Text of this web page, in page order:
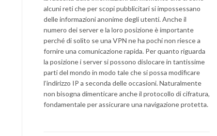
alcuni reti che per scopi pubblicitari si impossessano
delle informazioni anonime degli utenti. Anche il
numero dei server e la loro posizione è importante
perché di solito se una VPN ne ha pochi non riesce a
fornire una comunicazione rapida. Per quanto riguarda
la posizione i server si possono dislocare in tantissime
parti del mondo in modo tale che si possa modificare
l’indirizzo IP a seconda delle occasioni. Naturalmente
non bisogna dimenticare anche il protocollo di cifratura,
fondamentale per assicurare una navigazione protetta.